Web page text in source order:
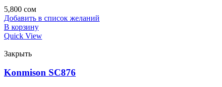
5,800 сом
Добавить в список желаний
В корзину
Quick View
Закрыть
Konmison SC876